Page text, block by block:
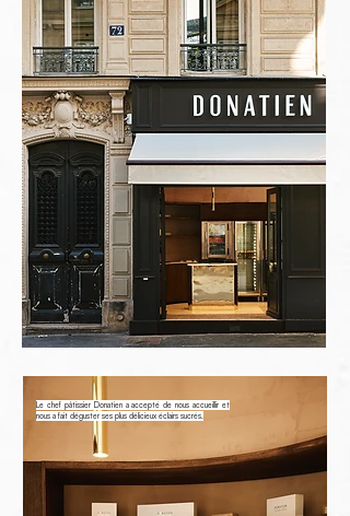
Le chef pâtissier Donatien a accepté de nous accueillir et
nous a fait déguster ses plus délicieux éclairs sucrés.